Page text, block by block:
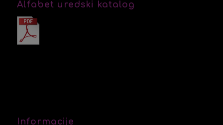
Alfabet uredski katalog
Informacije